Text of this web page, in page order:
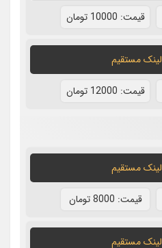
قيمت: 10000 تومان
لينک مستقيم
قيمت: 12000 تومان
لينک مستقيم
قيمت: 8000 تومان
لينک مستقيم